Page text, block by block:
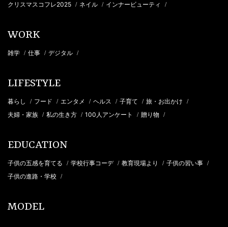
クリスマスコフレ2025 / ネイル / インナービューティ /
WORK
雑学 / 仕事 / デジタル /
LIFESTYLE
暮らし / フード / エンタメ / ヘルス / 子育て / 旅・お出かけ /
夫婦・家族 / 私の生き方 / 100人アンケート / 贈り物 /
EDUCATION
子供の五感を育てる / 学校行事コーデ / 教育現場より / 子供の習い事 /
子供の進路・学校 /
MODEL